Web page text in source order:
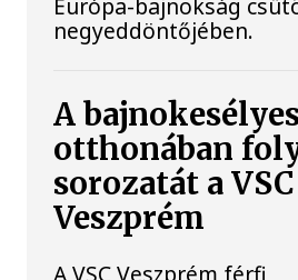
Európa-bajnokság
negyeddöntőjében.
A
otthonában
sorozatát a VSC
Veszprém